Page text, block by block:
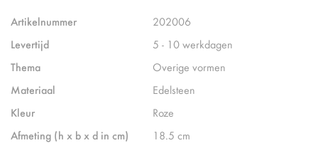
Artikelnummer
202006
Levertijd
5 - 10 werkdagen
Thema
Overige vormen
Materiaal
Edelsteen
Kleur
Roze
Afmeting (h x b x d in cm)
18.5 cm